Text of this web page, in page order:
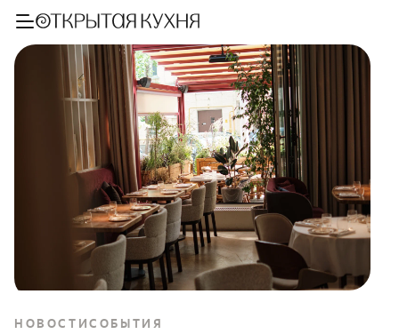
НОВОСТИСОБЫТИЯ